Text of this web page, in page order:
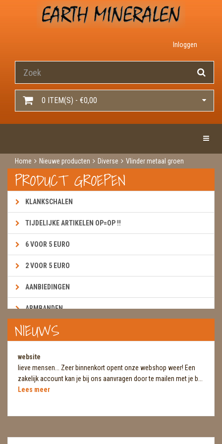
Inloggen
0 ITEM(S) - €0,00
Home Nieuwe producten Diverse Vlinder metaal groen
PRODUCT GROEPEN
KLANKSCHALEN
TIJDELIJKE ARTIKELEN OP=OP !!
6 VOOR 5 EURO
2 VOOR 5 EURO
AANBIEDINGEN
ARMBANDEN
BOEKEN & KAARTEN E.A.R.T.H.
BROEKZAKSTENEN
CADEAUBONNEN
DIERTJES
DIVERSE
NIEUWS
website
lieve mensen... Zeer binnenkort opent onze webshop weer! Een
zakelijk account kan je bij ons aanvragen door te mailen met je b...
Lees meer